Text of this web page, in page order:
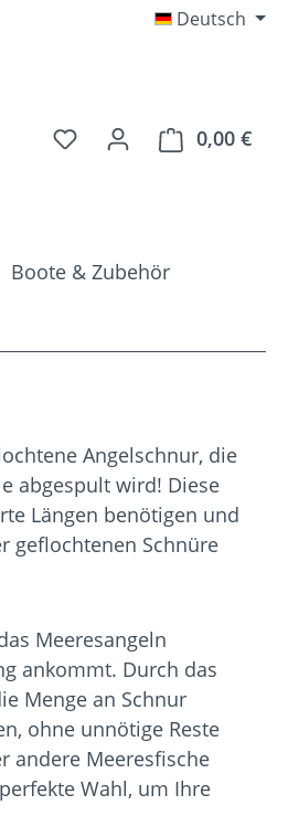
Deutsch
Du hast 0 Produkte auf
0,00 €
Boote & Zubehör
Angelschnur, die
abgespult wird! Diese
Längen benötigen und
geflochtenen Schnüre
Meeresangeln
ankommt. Durch das
Menge an Schnur
ohne unnötige Reste
andere Meeresfische
Wahl, um Ihre